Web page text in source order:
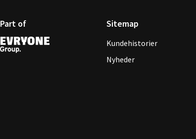
Part of Sitemap
Kundehistorier
Nyheder